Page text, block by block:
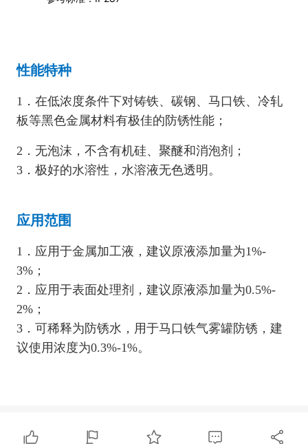
性能特种
1． 在低浓度条件下对铸铁、碳钢、马口铁、冷轧
板等黑色金属材料有极佳的防锈性能 ；
2． 无泡沫，不含有机硅、聚醚和消泡剂 ；
3．极好的水溶性，水溶液无色透明。
应用范围
1．应用于金属加工液，建议原液添加量为1%-
3%；
2．应用于表面处理剂，建议原液添加量为0.5%-
2%；
3．可稀释为防锈水，用于马口铁气雾罐防锈，建
议使用浓度为0.3%-1%。